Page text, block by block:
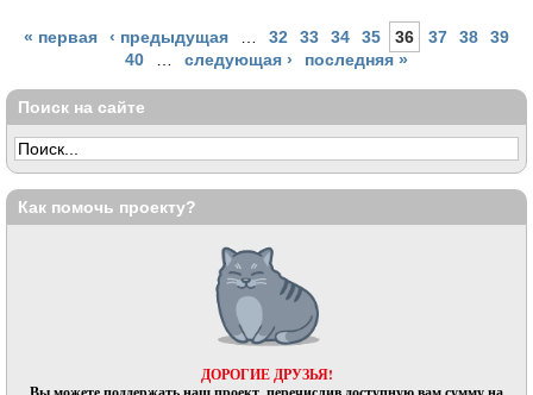
Страницы
« первая ‹ предыдущая 32 33 34 35 36 37 38
39
40
следующая › последняя »
Поиск на сайте
Как помочь проекту?
ДОРОГИЕ ДРУЗЬЯ!